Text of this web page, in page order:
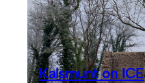
Kalsmunt on ICE